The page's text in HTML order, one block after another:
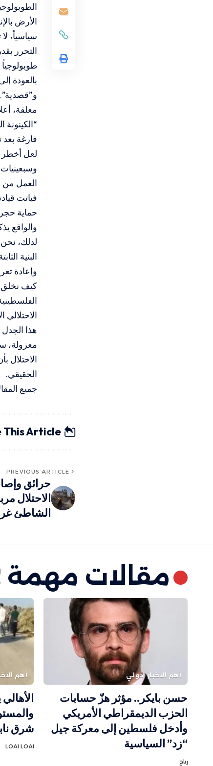
الأرض
سياسياً،
التحرر
بالعودة
معلقة،
فارغة
لعل أخطر
العمل من
فباتت
حماية
والواقع
لذلك،
البنية
وإعادة
كيف نخلق
الاحتلالي
هذا
معزولة،
الاحتلال
الحقيقي.
جميع
This Article
PREVIOUS ARTICLE
حرائق
الاحتلال
الشاطئ
مقالات مهمة
أهم الاخبار دولي
حسن بايكر.. مؤثر هزّ حسابات
الحزب الديمقراطي الأمريكي
وأدخل فلسطين إلى معركة جيل
“زد” السياسية
رباح
أهم
شرق
LOAI LOAI